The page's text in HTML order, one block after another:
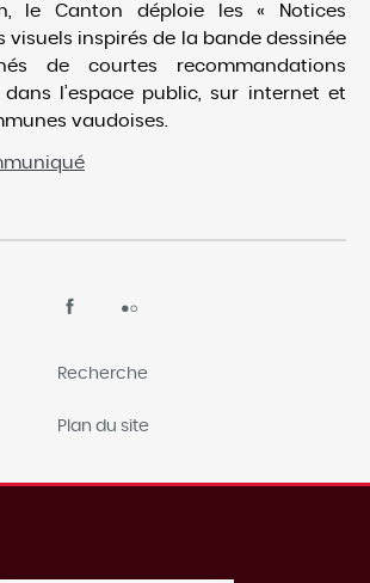
le Canton déploie les « Notices
visuels inspirés de la bande dessinée
de courtes recommandations
l’espace public, sur internet et
vaudoises.
Recherche
Plan du site